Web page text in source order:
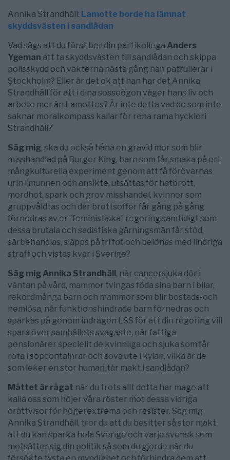
Annika Strandhäll: Lamotte borde ha lämnat
skyddsvästen i sandlådan
Vad sägs att du först ber din partikollega Anders
Ygeman att ta skyddsvästen till sandlådan och skippa
polisskydd och vakterna nästa gång han patrullerar i
Stockholm? Eller är det ok att han har det Annika
Strandhäll för att i dina sosseögon väger hans liv och
arbete mer än Lamottes? Är inte detta vad de som inte
saknar moralkompass kallar för rena rama hyckleri
Strandhäll?
Säg mig, ska du också håna en gravid mor som blir
misshandlad på Burger King, barn som får smaka på ert
mångkulturella experiment genom att få förövarnas
urin i munnen och ansikte, utsättas för hatbrott,
mordhot, spark och grov misshandel, kvinnor som
gruppvåldtas och där brottsoffer får gång på gång
förnedras av er ”feministiska” regering samtidigt som
dessa brutala och sadistiska gärningsmän får stöd,
särbehandlas, släpps på fri fot och belönas med lindriga
straff och vistas kvar i Sverige?
Säg mig Annika Strandhäll, när cancersjuka dör i
väntan på vård, mammor tvingas föda sina barn i bilar,
rekordmånga barn och mammor som blir bostads-och
hemlösa, när funktionshindrade barn förnedras och
sparkas på genom indragen LSS för att din regering vill
spara över samhällets svagaste, när fattiga
pensionärer speciellt de kvinnliga och sjuka som får
rota i sopcontainrar och sova ute i kylan, vilka är de
som leker en stor humanitär makt i sandlådan?
Måttet är rågat när du trots allt detta har mage att
kalla oss som höjer våra röster mot dessa vidriga
orättvisor för högerextrema och rasister. Säg mig
Annika Strandhäll, tror du att du besitter så stor makt
att du kan sparka hela Sverige och varje svensk som
motsätter sig din politik så som du gjorde när du
försökte tysta en myndighet och förhindra dem att